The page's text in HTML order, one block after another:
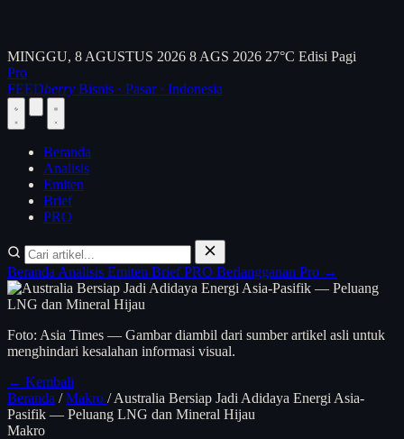
MINGGU, 8 AGUSTUS 2026 8 AGS 2026 27°C Edisi Pagi
Pro
FEEDberry Bisnis · Pasar · Indonesia
Beranda
Analisis
Emiten
Brief
PRO
Beranda Analisis Emiten BriefPRO Berlangganan Pro →
Foto: Asia Times — Gambar diambil dari sumber artikel asli untuk
menghindari kesalahan informasi visual.
← Kembali
Beranda / Makro / Australia Bersiap Jadi Adidaya Energi Asia-
Pasifik — Peluang LNG dan Mineral Hijau
Makro